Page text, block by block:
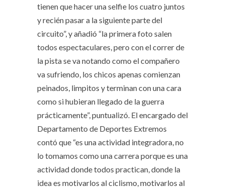
tienen que hacer una selfie los cuatro juntos
y recién pasar a la siguiente parte del
circuito”, y añadió “la primera foto salen
todos espectaculares, pero con el correr de
la pista se va notando como el compañero
va sufriendo, los chicos apenas comienzan
peinados, limpitos y terminan con una cara
como si hubieran llegado de la guerra
prácticamente”, puntualizó. El encargado del
Departamento de Deportes Extremos
contó que “es una actividad integradora, no
lo tomamos como una carrera porque es una
actividad donde todos practican, donde la
idea es motivarlos al ciclismo, motivarlos al